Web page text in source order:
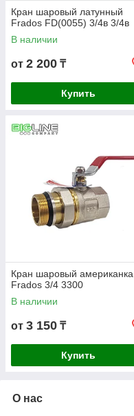
Кран шаровый латунный
Frados FD(0055) 3/4в 3/4в
В наличии
от 2 200 ₸
Купить
Кран шаровый американка
Frados 3/4 3300
В наличии
от 3 150 ₸
Купить
О нас